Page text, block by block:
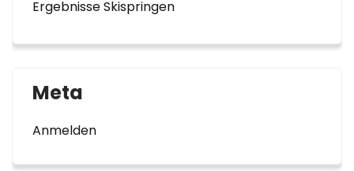
Ergebnisse Skispringen
Meta
Anmelden